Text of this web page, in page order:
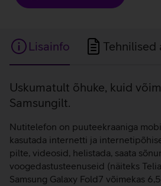
Lisainfo Tehnilised
Lisainfo
Uskumatult õhuke, kuid
Samsungilt.
Nutitelefon on puuteekraaniga
kasutada internetti ja
pilte, videosid, helistada, saata
voogedastusteenuseid (näiteks
Samsung Galaxy Fold7 võimekas